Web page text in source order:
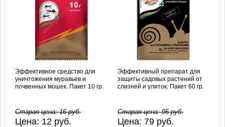
Эффективное средство для
уничтожения муравьев и
почвенных мошек. Пакет 10 гр.
Старая цена:16руб.
Цена: 12 руб.
Эффективный препарат для
защиты садовых растений от
слизней и улиток. Пакет 60 гр.
Старая цена:95руб.
Цена: 79 руб.